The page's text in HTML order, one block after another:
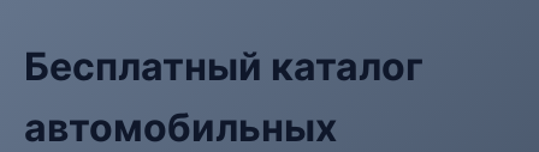
Бесплатный каталог
автомобильных